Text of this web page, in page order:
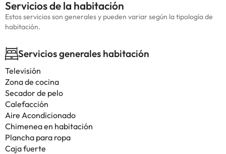
Servicios de la habitación
Estos servicios son generales y pueden variar según la tipología de
habitación.
Servicios generales habitación
Televisión
Zona de cocina
Secador de pelo
Calefacción
Aire Acondicionado
Chimenea en habitación
Plancha para ropa
Caja fuerte